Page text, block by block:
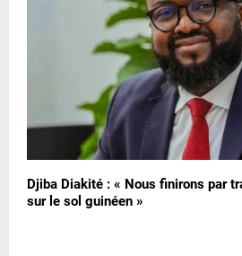
Djiba Diakité : « Nous finirons par
sur le sol guinéen »